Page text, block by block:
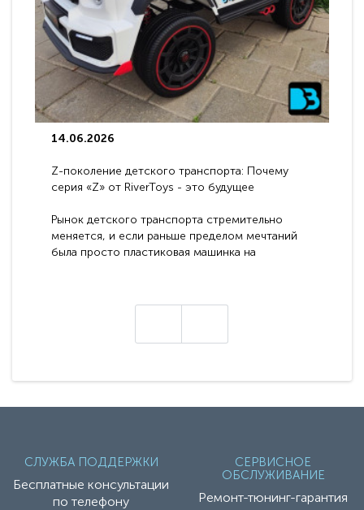
14.06.2026
Z-поколение детского транспорта: Почему
серия «Z» от RiverToys - это будущее
Рынок детского транспорта стремительно
меняется, и если раньше пределом мечтаний
была просто пластиковая машинка на
СЛУЖБА ПОДДЕРЖКИ
Бесплатные консультации
по телефону
СЕРВИСНОЕ
ОБСЛУЖИВАНИЕ
Ремонт-тюнинг-гарантия